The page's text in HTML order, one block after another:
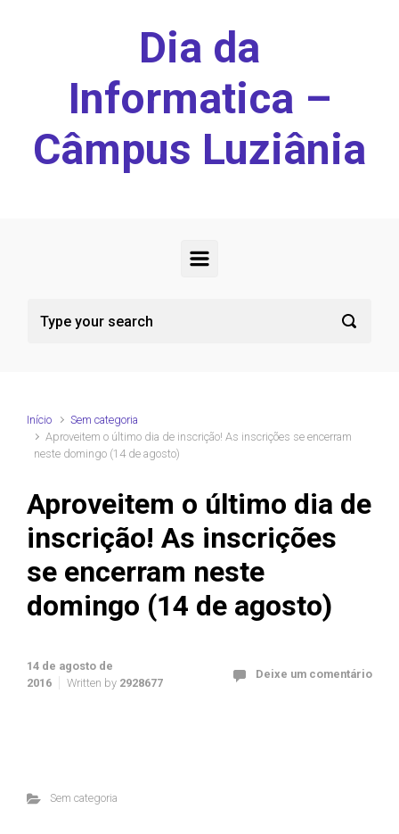
Dia da
Informatica –
Câmpus Luziânia
Início
Sem categoria
Aproveitem o último dia de inscrição! As inscrições se encerram
neste domingo (14 de agosto)
Aproveitem o último dia de
inscrição! As inscrições
se encerram neste
domingo (14 de agosto)
14 de agosto de
2016
Written by 2928677
Deixe um comentário
Sem categoria